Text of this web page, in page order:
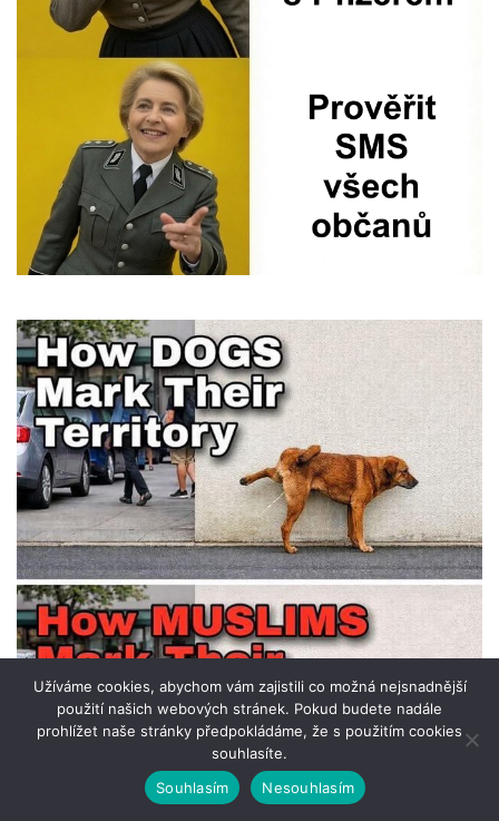
Užíváme cookies, abychom vám zajistili co možná nejsnadnější
použití našich webových stránek. Pokud budete nadále
prohlížet naše stránky předpokládáme, že s použitím cookies
souhlasíte.
Souhlasím
Nesouhlasím